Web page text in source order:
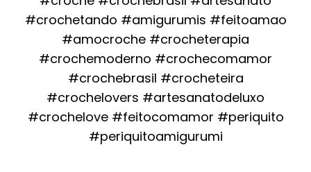
#crochetando #amigurumis #feitoamao
#amocroche #crocheterapia
#crochemoderno #crochecomamor
#crochebrasil #crocheteira
#crochelovers #artesanatodeluxo
#crochelove #feitocomamor #periquito
#periquitoamigurumi